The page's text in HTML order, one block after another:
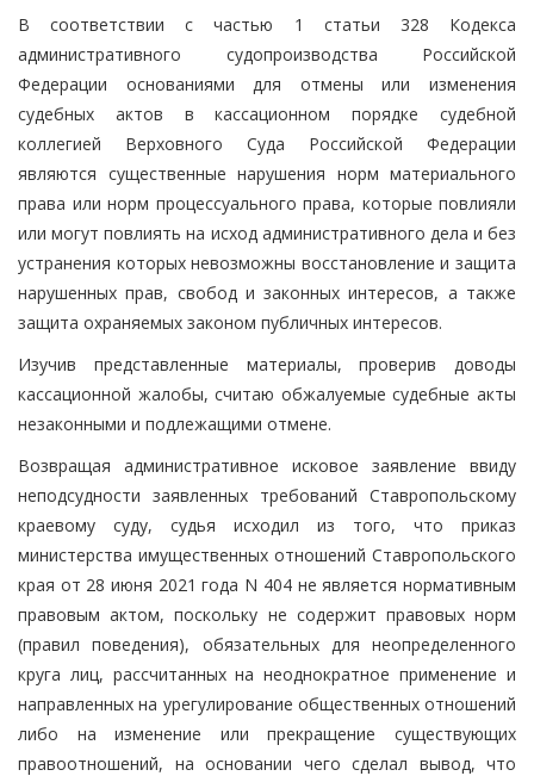
В соответствии с частью 1 статьи 328 Кодекса
административного судопроизводства Российской
Федерации основаниями для отмены или изменения
судебных актов в кассационном порядке судебной
коллегией Верховного Суда Российской Федерации
являются существенные нарушения норм материального
права или норм процессуального права, которые повлияли
или могут повлиять на исход административного дела и без
устранения которых невозможны восстановление и защита
нарушенных прав, свобод и законных интересов, а также
защита охраняемых законом публичных интересов.
Изучив представленные материалы, проверив доводы
кассационной жалобы, считаю обжалуемые судебные акты
незаконными и подлежащими отмене.
Возвращая административное исковое заявление ввиду
неподсудности заявленных требований Ставропольскому
краевому суду, судья исходил из того, что приказ
министерства имущественных отношений Ставропольского
края от 28 июня 2021 года N 404 не является нормативным
правовым актом, поскольку не содержит правовых норм
(правил поведения), обязательных для неопределенного
круга лиц, рассчитанных на неоднократное применение и
направленных на урегулирование общественных отношений
либо на изменение или прекращение существующих
правоотношений, на основании чего сделал вывод, что